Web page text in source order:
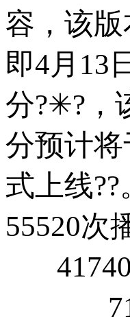
容，该
即4月13
分?✳?，
分预计
式上线??
55520次